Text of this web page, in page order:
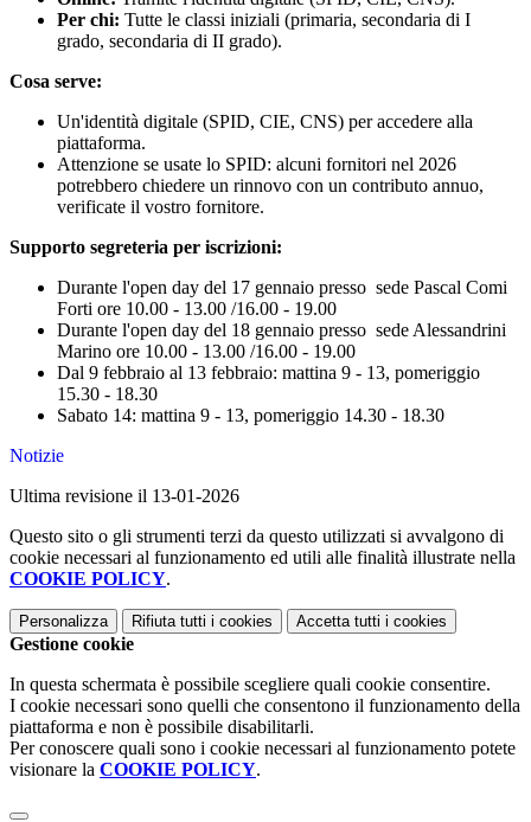
Per chi: Tutte le classi iniziali (primaria, secondaria di I
grado, secondaria di II grado).
Cosa serve:
Un'identità digitale (SPID, CIE, CNS) per accedere alla
piattaforma.
Attenzione se usate lo SPID: alcuni fornitori nel 2026
potrebbero chiedere un rinnovo con un contributo annuo,
verificate il vostro fornitore.
Supporto segreteria per iscrizioni:
Durante l'open day del 17 gennaio presso sede Pascal Comi
Forti ore 10.00 - 13.00 /16.00 - 19.00
Durante l'open day del 18 gennaio presso sede Alessandrini
Marino ore 10.00 - 13.00 /16.00 - 19.00
Dal 9 febbraio al 13 febbraio: mattina 9 - 13, pomeriggio
15.30 - 18.30
Sabato 14: mattina 9 - 13, pomeriggio 14.30 - 18.30
Notizie
Ultima revisione il 13-01-2026
Questo sito o gli strumenti terzi da questo utilizzati si avvalgono di
cookie necessari al funzionamento ed utili alle finalità illustrate nella
COOKIE POLICY.
Personalizza Rifiuta tutti i cookies Accetta tutti i cookies
Gestione cookie
In questa schermata è possibile scegliere quali cookie consentire.
I cookie necessari sono quelli che consentono il funzionamento della
piattaforma e non è possibile disabilitarli.
Per conoscere quali sono i cookie necessari al funzionamento potete
visionare la COOKIE POLICY.